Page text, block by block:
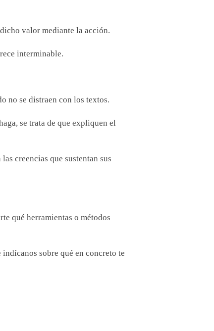
valor mediante la acción.
interminable.
no se distraen con los textos.
se trata de que expliquen el
creencias que sustentan sus
qué herramientas o métodos
sobre qué en concreto te